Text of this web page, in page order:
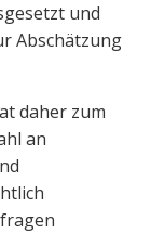
und
Abschätzung
daher zum
an